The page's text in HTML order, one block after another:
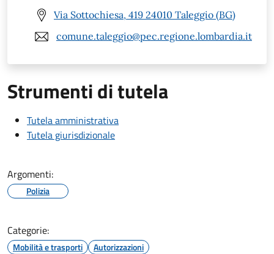
Via Sottochiesa, 419 24010 Taleggio (BG)
comune.taleggio@pec.regione.lombardia.it
Strumenti di tutela
Tutela amministrativa
Tutela giurisdizionale
Argomenti:
Polizia
Categorie:
Mobilità e trasporti Autorizzazioni